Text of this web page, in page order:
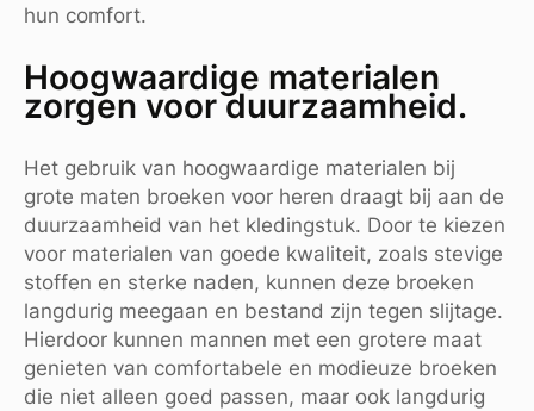
hun comfort.
Hoogwaardige materialen
zorgen voor duurzaamheid.
Het gebruik van hoogwaardige materialen bij
grote maten broeken voor heren draagt bij aan de
duurzaamheid van het kledingstuk. Door te kiezen
voor materialen van goede kwaliteit, zoals stevige
stoffen en sterke naden, kunnen deze broeken
langdurig meegaan en bestand zijn tegen slijtage.
Hierdoor kunnen mannen met een grotere maat
genieten van comfortabele en modieuze broeken
die niet alleen goed passen, maar ook langdurig